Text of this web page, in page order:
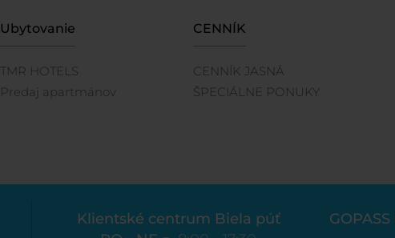
Ubytovanie
TMR HOTELS
Predaj apartmánov
CENNÍK
CENNÍK JASNÁ
ŠPECIÁLNE PONUKY
Klientské centrum Biela púť
GOPASS